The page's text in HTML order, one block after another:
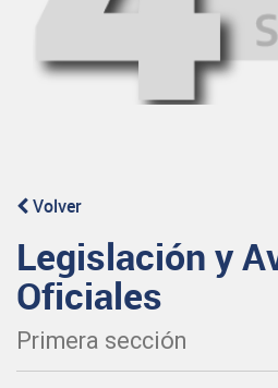
Volver
Legislación y
Oficiales
Primera sección